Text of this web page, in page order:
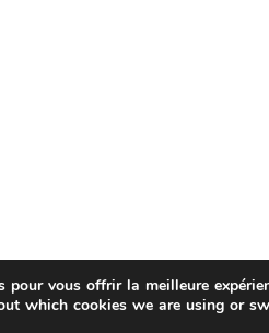
pour vous offrir la meilleure
which cookies we are using or